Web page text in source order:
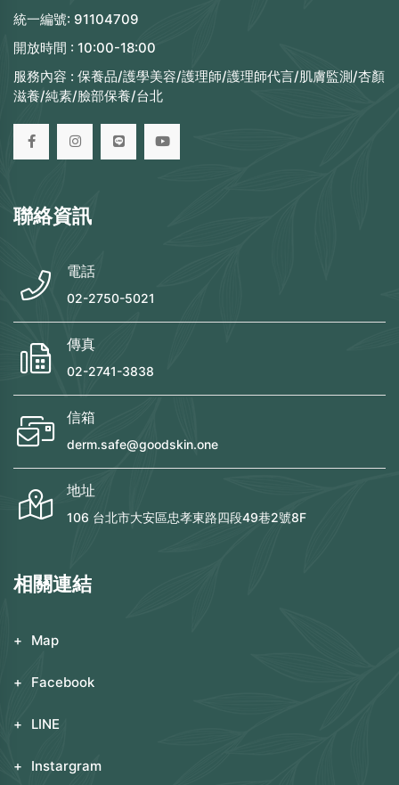
統一編號: 91104709
開放時間 : 10:00-18:00
服務內容 : 保養品/護學美容/護理師/護理師代言/肌膚監測/杏顏
滋養/純素/臉部保養/台北
聯絡資訊
電話
02-2750-5021
傳真
02-2741-3838
信箱
derm.safe@goodskin.one
地址
106 台北市大安區忠孝東路四段49巷2號8F
相關連結
Map
Facebook
LINE
Instargram